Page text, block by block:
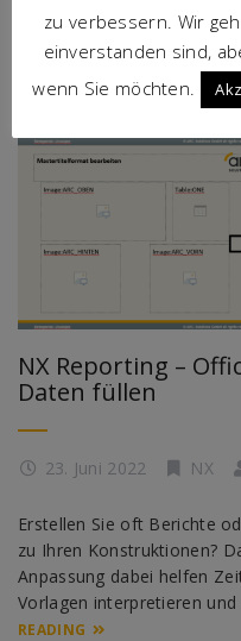
NX Reporting –
Daten füllen
23. Juni 2022 NX
Erstellen Sie oft Berichte
zu Ihren Konstruktionen?
Anpassung dabei helfen
Vorlagen interpretieren
READING
zu verbessern. Wir
einverstanden sind,
wenn Sie möchten.